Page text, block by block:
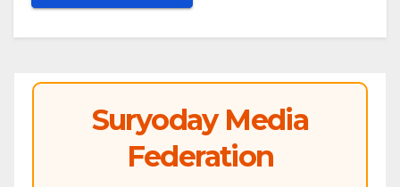
Suryoday Media
Federation